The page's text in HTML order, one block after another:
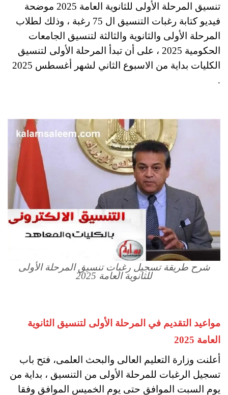
تنسيق المرحلة الأولى للثانوية العامة 2025 موضحة
فيديو كتابة رغبات التنسيق ال 75 رغبة ، وذلك لطلاب
المرحلة الأولى والثانوية والثالثة لتنسيق الجامعات
الحكومية 2025 ، على أن تبدأ المرحلة الأولى لتنسيق
الكليات بداية من الاسبوع الثاني لشهر أغسطس 2025
.
شرح طريقة تسجيل رغبات تنسيق المرحلة الأولى
للثانوية العامة 2025
مواعيد التقديم في المرحلة الأولى لتنسيق الثانوية
العامة 2025
أعلنت وزارة التعليم العالى والبحث العلمى، فتح باب
تسجيل الرغبات للمرحلة الأولى من التنسيق ، بداية من
يوم السبت الموافق حتى يوم الخميس الموافق وفقا